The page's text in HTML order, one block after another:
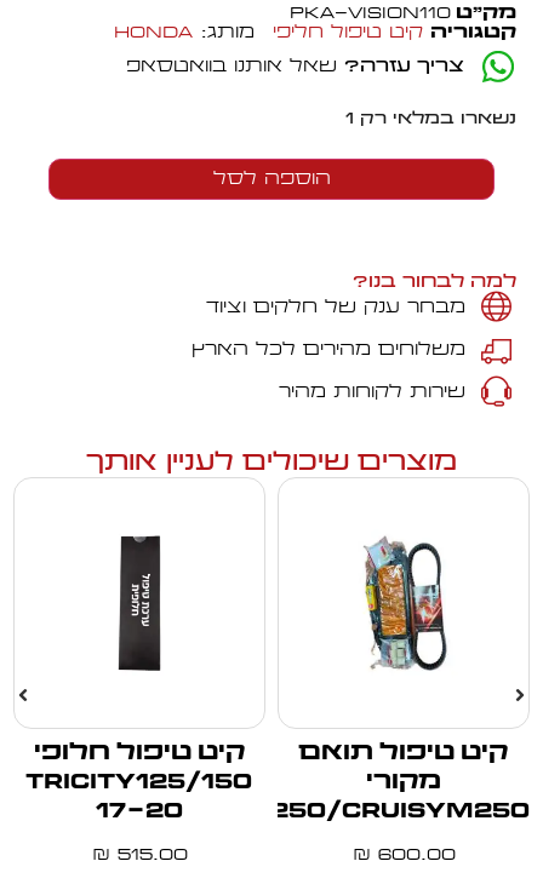
מק״טPKA-VISION110
קטגוריה קיט טיפול חליפי מותג:Honda
צריך עזרה? שאל אותנו בוואטסאפ
נשארו במלאי רק 1
הוספה לסל
למה לבחור בנו?
מבחר ענק של חלקים וציוד
משלוחים מהירים לכל הארץ
שירות לקוחות מהיר
מוצרים שיכולים לעניין אותך
קיט טיפול תואם
מקורי
JM250/CRUISYM250
600.00
₪
קיט טיפול חלופי
TRICITY125/150
17-20
515.00
₪